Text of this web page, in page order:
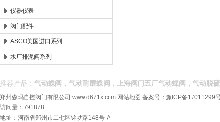
仪器仪表
阀门配件
ASCO美国进口系列
水厂排泥阀系列
推荐产品： 气动蝶阀，气动耐磨蝶阀，上海阀门五厂气动蝶阀，气动脱
郑州森玛自控阀门有限公司 www.d671x.com 网站地图 备案号： 豫ICP备17011299
访问量：791878
地址：河南省郑州市二七区铭功路148号-A